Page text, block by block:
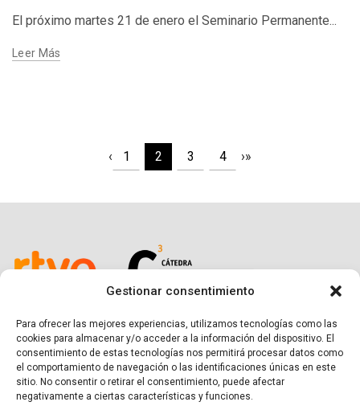
Gestionar consentimiento
Para ofrecer las mejores experiencias, utilizamos tecnologías como las
cookies para almacenar y/o acceder a la información del dispositivo. El
consentimiento de estas tecnologías nos permitirá procesar datos como
el comportamiento de navegación o las identificaciones únicas en este
sitio. No consentir o retirar el consentimiento, puede afectar
negativamente a ciertas características y funciones.
El próximo martes 21 de enero el Seminario Permanente...
Leer Más
‹ 1 2 3 4 ›»
SÍGUENOS EN LAS REDES SOCIALES